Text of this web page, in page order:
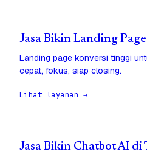
Jasa Bikin Landing
Landing page konversi tinggi
cepat, fokus, siap closing.
Lihat layanan →
Jasa Bikin Chatbot AI di